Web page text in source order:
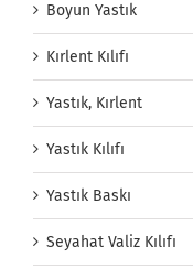
Boyun Yastık
Kırlent Kılıfı
Yastık, Kırlent
Yastık Kılıfı
Yastık Baskı
Seyahat Valiz Kılıfı